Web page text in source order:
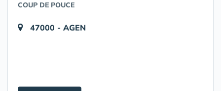
COUP DE POUCE
47000 - AGEN